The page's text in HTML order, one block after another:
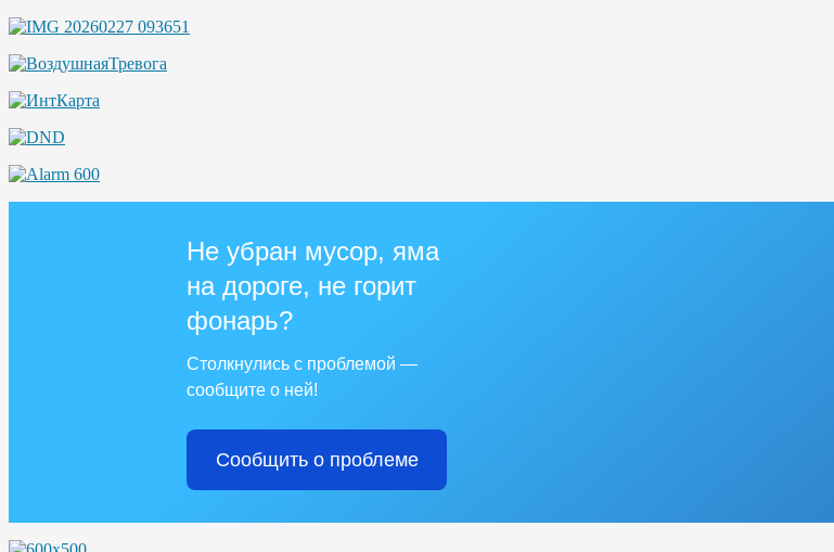
Не убран мусор, яма
на дороге, не горит
фонарь?
Столкнулись с проблемой —
сообщите о ней!
Сообщить о проблеме